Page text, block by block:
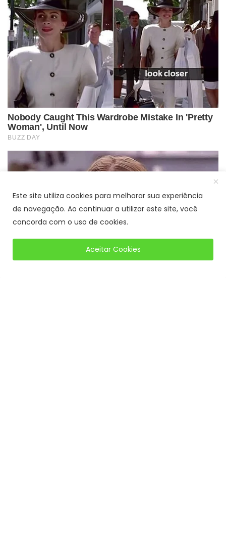
Este site utiliza cookies para melhorar sua experiência
de navegação. Ao continuar a utilizar este site, você
concorda com o uso de cookies.
Aceitar Cookies